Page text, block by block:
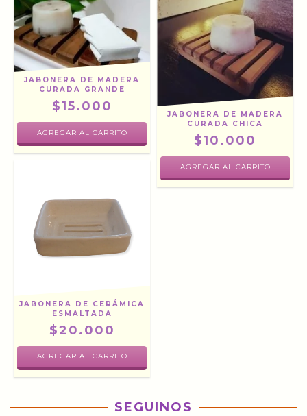
JABONERA DE MADERA
CURADA GRANDE
$15.000
JABONERA DE MADERA
CURADA CHICA
$10.000
JABONERA DE CERÁMICA
ESMALTADA
$20.000
AGREGAR AL CARRITO
SEGUINOS